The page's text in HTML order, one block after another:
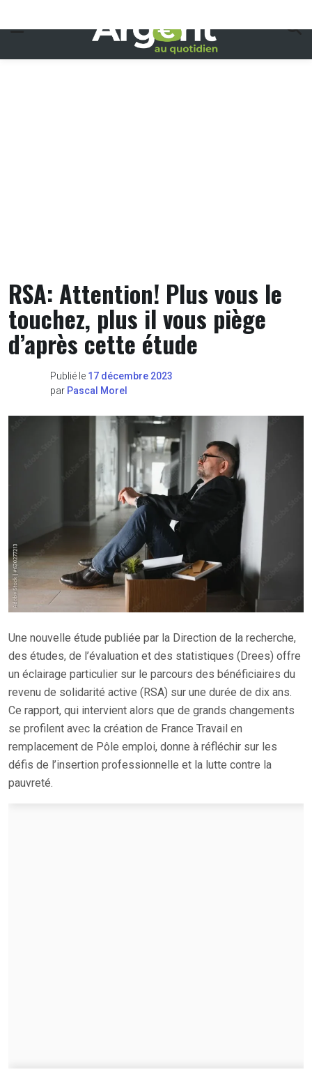
RSA: Attention! Plus vous le
touchez, plus il vous piège
d’après cette étude
Publié le 17 décembre 2023
par Pascal Morel
Une nouvelle étude publiée par la Direction de la recherche,
des études, de l’évaluation et des statistiques (Drees) offre
un éclairage particulier sur le parcours des bénéficiaires du
revenu de solidarité active (RSA) sur une durée de dix ans.
Ce rapport, qui intervient alors que de grands changements
se profilent avec la création de France Travail en
remplacement de Pôle emploi, donne à réfléchir sur les
défis de l’insertion professionnelle et la lutte contre la
pauvreté.